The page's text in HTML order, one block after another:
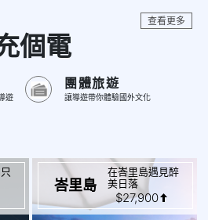
個電
遊
團體旅遊
讓導遊帶你體驗國外文化
查看更多
峇里島
在峇里島遇見醉
美日落
$27,900